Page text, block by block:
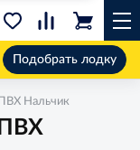
Подобрать лодку
Нальчик